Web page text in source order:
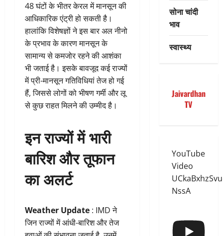
48 घंटों के भीतर केरल में मानसून की
आधिकारिक एंट्री हो सकती है।
हालांकि विशेषज्ञों ने इस बार अल नीनो
के प्रभाव के कारण मानसून के
सामान्य से कमजोर रहने की आशंका
भी जताई है। इसके बावजूद कई राज्यों
में प्री-मानसून गतिविधियां तेज हो गई
हैं, जिससे लोगों को भीषण गर्मी और लू
से कुछ राहत मिलने की उम्मीद है।
इन राज्यों में भारी
बारिश और तूफान
का अलर्ट
Weather Update : IMD ने
जिन राज्यों में आंधी-बारिश और तेज
सोना चांदी
भाव
स्वास्थ्य
Jaivardhan
TV
YouTube
Video
NssA